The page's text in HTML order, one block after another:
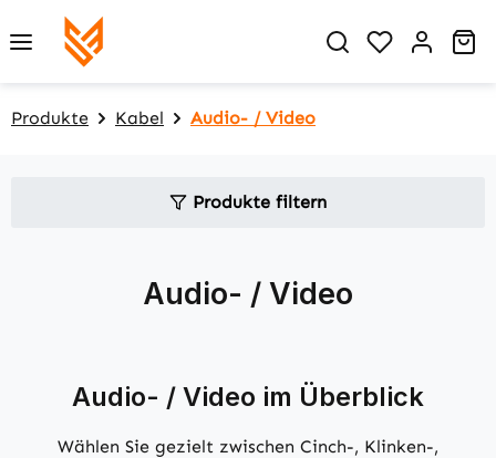
Zum Hauptinhalt springen
Du hast 0
Produkte Kabel Audio- / Video
Produkte filtern
Audio- / Video
Audio- / Video im Überblick
Wählen Sie gezielt zwischen Cinch-, Klinken-,